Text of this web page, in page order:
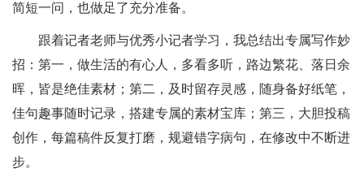
简短一问，也做足了充分准备。
跟着记者老师与优秀小记者学习，我总结出专属写作妙
招：第一，做生活的有心人，多看多听，路边繁花、落日余
晖，皆是绝佳素材；第二，及时留存灵感，随身备好纸笔，
佳句趣事随时记录，搭建专属的素材宝库；第三，大胆投稿
创作，每篇稿件反复打磨，规避错字病句，在修改中不断进
步。